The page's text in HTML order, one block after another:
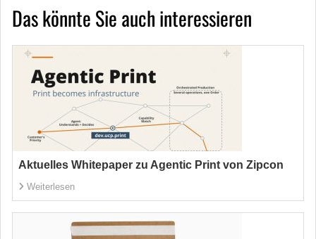
Das könnte Sie auch interessieren
Aktuelles Whitepaper zu Agentic Print von Zipcon
Weiterlesen